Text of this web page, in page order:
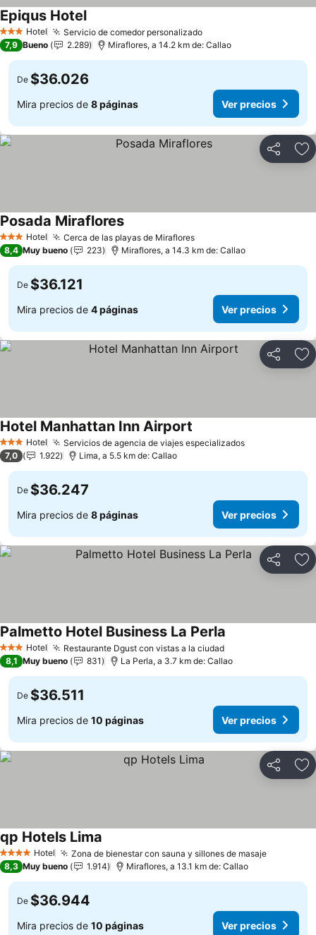
3 Estrellas
Hotel Servicio de comedor personalizado
Epiqus Hotel
7,9 Bueno 2.289 Miraflores, a 14.2 km de: Callao
De $36.026
Mira precios de 8 páginas Ver precios
Compartir
3 Estrellas
Hotel Cerca de las playas de Miraflores
Posada Miraflores
8,4 Muy bueno 223 Miraflores, a 14.3 km de: Callao
De $36.121
Mira precios de 4 páginas Ver precios
Compartir
3 Estrellas
Hotel Servicios de agencia de viajes especializados
Hotel Manhattan Inn Airport
7,0 1.922 Lima, a 5.5 km de: Callao
De $36.247
Mira precios de 8 páginas Ver precios
Compartir
3 Estrellas
Hotel Restaurante Dgust con vistas a la ciudad
Palmetto Hotel Business La Perla
8,1 Muy bueno 831 La Perla, a 3.7 km de: Callao
De $36.511
Mira precios de 10 páginas Ver precios
Compartir
4 EstrellasHotel Zona de bienestar con sauna y sillones de masaje
qp Hotels Lima
8,3 Muy bueno 1.914 Miraflores, a 13.1 km de: Callao
De $36.944
Mira precios de 10 páginas Ver precios